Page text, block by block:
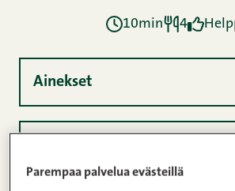
Parempaa palvelua evästeillä